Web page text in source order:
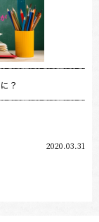
？
2020.03.31